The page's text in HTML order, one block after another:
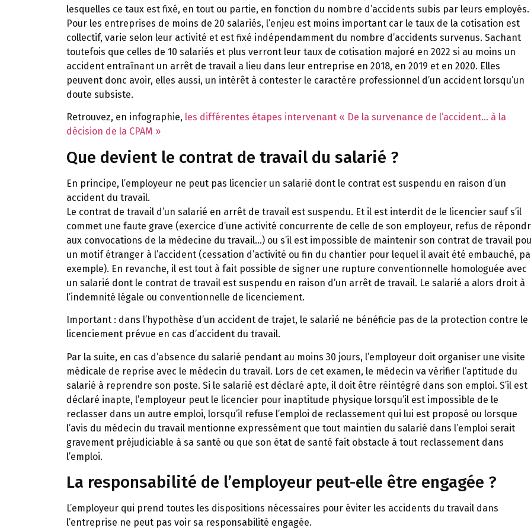
lesquelles ce taux est fixé, en tout ou partie, en fonction du nombre d’accidents subis par leurs employés.
Pour les entreprises de moins de 20 salariés, l’enjeu est moins important car le taux de la cotisation est
collectif, varie selon leur activité et est fixé indépendamment du nombre d’accidents survenus. Sachant
toutefois que celles de 10 salariés et plus verront leur taux de cotisation majoré en 2022 si au moins un
accident entraînant un arrêt de travail a lieu dans leur entreprise en 2018, en 2019 et en 2020. Elles
peuvent donc avoir, elles aussi, un intérêt à contester le caractère professionnel d’un accident lorsqu’un
doute subsiste.
Retrouvez, en infographie, les différentes étapes intervenant « De la survenance de l’accident… à la
décision de la CPAM »
Que devient le contrat de travail du salarié ?
En principe, l’employeur ne peut pas licencier un salarié dont le contrat est suspendu en raison d’un
accident du travail.
Le contrat de travail d’un salarié en arrêt de travail est suspendu. Et il est interdit de le licencier sauf s’il
commet une faute grave (exercice d’une activité concurrente de celle de son employeur, refus de
aux convocations de la médecine du travail…) ou s’il est impossible de maintenir son contrat de travail
un motif étranger à l’accident (cessation d’activité ou fin du chantier pour lequel il avait été embauché,
exemple). En revanche, il est tout à fait possible de signer une rupture conventionnelle homologuée avec
un salarié dont le contrat de travail est suspendu en raison d’un arrêt de travail. Le salarié a alors droit à
l’indemnité légale ou conventionnelle de licenciement.
Important : dans l’hypothèse d’un accident de trajet, le salarié ne bénéficie pas de la protection contre le
licenciement prévue en cas d’accident du travail.
Par la suite, en cas d’absence du salarié pendant au moins 30 jours, l’employeur doit organiser une visite
médicale de reprise avec le médecin du travail. Lors de cet examen, le médecin va vérifier l’aptitude du
salarié à reprendre son poste. Si le salarié est déclaré apte, il doit être réintégré dans son emploi. S’il est
déclaré inapte, l’employeur peut le licencier pour inaptitude physique lorsqu’il est impossible de le
reclasser dans un autre emploi, lorsqu’il refuse l’emploi de reclassement qui lui est proposé ou lorsque
l’avis du médecin du travail mentionne expressément que tout maintien du salarié dans l’emploi serait
gravement préjudiciable à sa santé ou que son état de santé fait obstacle à tout reclassement dans
l’emploi.
La responsabilité de l’employeur peut-elle être engagée ?
L’employeur qui prend toutes les dispositions nécessaires pour éviter les accidents du travail dans
l’entreprise ne peut pas voir sa responsabilité engagée.